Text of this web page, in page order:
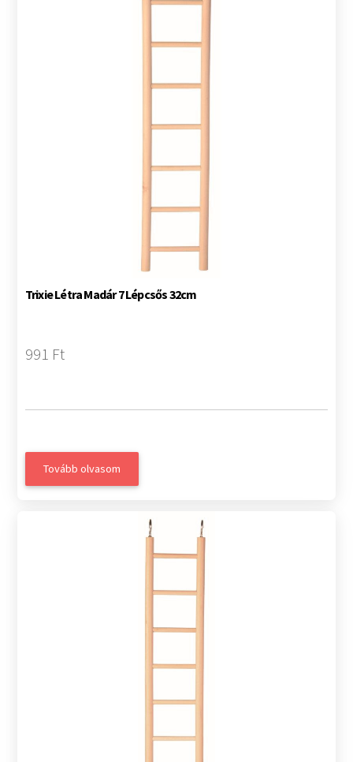
Trixie Létra Madár 7 Lépcsős 32cm
991 Ft
Tovább olvasom